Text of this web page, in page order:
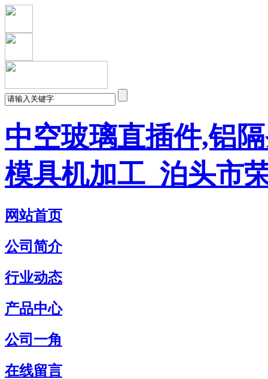
中空玻璃直插件,铝
模具机加工_泊头市
网站首页
公司简介
行业动态
产品中心
公司一角
在线留言